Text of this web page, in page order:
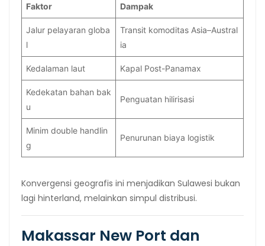
Faktor Dampak
Jalur pelayaran globa
l
Transit komoditas Asia–Austral
ia
Kedalaman laut Kapal Post-Panamax
Kedekatan bahan bak
u
Penguatan hilirisasi
Minim double handlin
g
Penurunan biaya logistik
Konvergensi geografis ini menjadikan Sulawesi bukan
lagi hinterland, melainkan simpul distribusi.
Makassar New Port dan